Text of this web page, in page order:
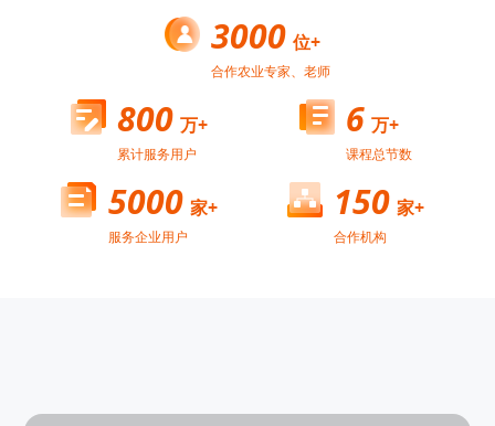
800 万+
累计服务用户
6 万+
课程总节数
5000 家+
服务企业用户
3000 位+
合作农业专家、老师
150 家+
合作机构